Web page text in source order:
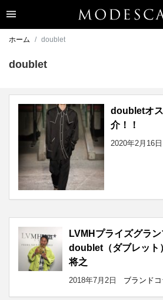
ホーム doublet
doublet
doubletオ
介！！
2020年2月16日
LVMHプライズグラン
doublet（ダブレット
将之
2018年7月2日 ブランド